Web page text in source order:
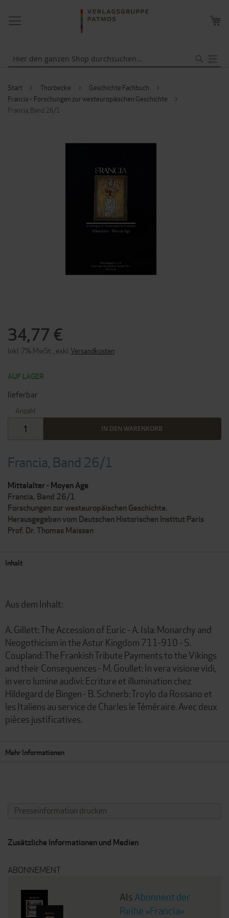
NAVIGATION
UMSCHALTEN
Start Thorbecke
Geschichte Fachbuch
Francia – Forschungen zur westeuropäischen Geschichte
Francia, Band 26/1
Francia, Band 26/1
Mittelalter - Moyen Age
Francia, Band 26/1
Forschungen zur westeuropäischen Geschichte.
Herausgegeben vom Deutschen Historischen Institut Paris
Prof. Dr. Thomas Maissen
34,77 €
Inkl. 7% MwSt. exkl. Versandkosten
AUF LAGER
lieferbar
Anzahl
IN DEN WARENKORB
ENDE
SPRINGEN
Inhalt
Aus dem Inhalt:
A. Gillett: The Accession of Euric - A. Isla: Monarchy and
Neogothicism in the Astur Kingdom 711-910 - S.
Coupland: The Frankish Tribute Payments to the Vikings
and their Consequences - M. Goullet: In vera visione vidi,
in vero lumine audivi: Ecriture et illumination chez
Hildegard de Bingen - B. Schnerb: Troylo da Rossano et
les Italiens au service de Charles le Téméraire. Avec deux
pièces justificatives.
Mehr Informationen
Presseinformation drucken
Zusätzliche Informationen und Medien
ABONNEMENT
Als Abonnent der
Reihe »Francia«